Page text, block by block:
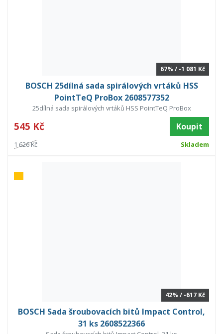
67% / -1 081 Kč
BOSCH 25dílná sada spirálových vrtáků HSS
PointTeQ ProBox 2608577352
25dílná sada spirálových vrtáků HSS PointTeQ ProBox
545 Kč Koupit
1 626 Kč Skladem
42% / -617 Kč
BOSCH Sada šroubovacích bitů Impact Control,
31 ks 2608522366